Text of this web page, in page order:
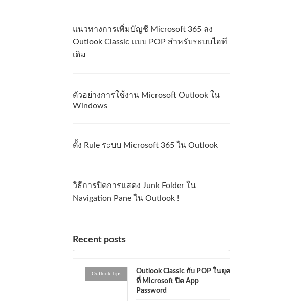
แนวทางการเพิ่มบัญชี Microsoft 365 ลง
Outlook Classic แบบ POP สำหรับระบบไอที
เดิม
ตัวอย่างการใช้งาน Microsoft Outlook ใน
Windows
ตั้ง Rule ระบบ Microsoft 365 ใน Outlook
วิธีการปิดการแสดง Junk Folder ใน
Navigation Pane ใน Outlook !
Recent posts
Outlook Tips
Outlook Classic กับ POP ในยุค
ที่ Microsoft ปิด App
Password